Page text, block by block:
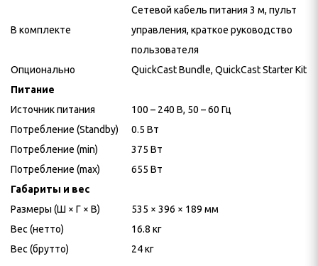
В комплекте
Сетевой кабель питания 3 м, пульт
управления, краткое руководство
пользователя
Опционально
QuickCast Bundle, QuickCast Starter Kit
Питание
Источник питания
100 – 240 В, 50 – 60 Гц
Потребление (Standby)
0.5 Вт
Потребление (min)
375 Вт
Потребление (max)
655 Вт
Габариты и вес
Размеры (Ш × Г × В)
535 × 396 × 189 мм
Вес (нетто)
16.8 кг
Вес (брутто)
24 кг